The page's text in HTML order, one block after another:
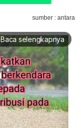
sumber : antara
Baca selengkapnya